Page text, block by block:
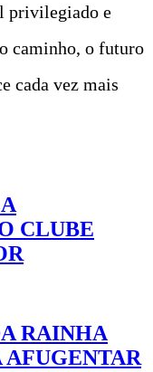
privilegiado e
caminho, o futuro
cada vez mais
CLUBE
RAINHA